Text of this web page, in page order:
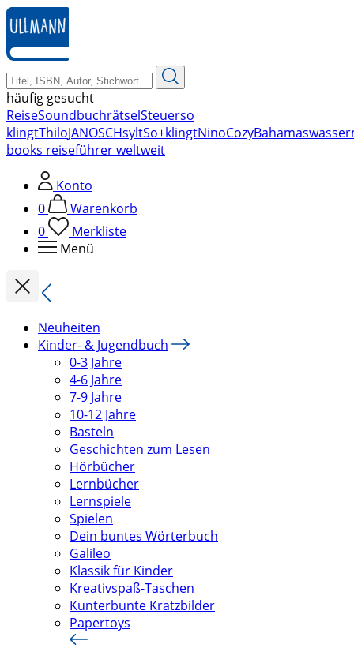
zum
Hauptinhalt
springen
häufig gesucht
ReiseSoundbuchrätselSteuerso
klingtThiloJANOSCHsyltSo+klingtNinoCozyBahamas
books reiseführer weltweit
Konto
0
Warenkorb
0
Merkliste
Menü
Neuheiten
Kinder- & Jugendbuch
0-3 Jahre
4-6 Jahre
7-9 Jahre
10-12 Jahre
Basteln
Geschichten zum Lesen
Hörbücher
Lernbücher
Lernspiele
Spielen
Dein buntes Wörterbuch
Galileo
Klassik für Kinder
Kreativspaß-Taschen
Kunterbunte Kratzbilder
Papertoys